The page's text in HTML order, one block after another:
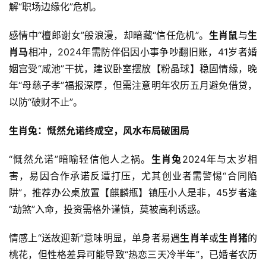
解“职场边缘化”危机。
感情中“檀郎谢女”般浪漫，却暗藏“信任危机”。 生肖鼠与生
肖马相冲，2024年需防伴侣因小事争吵翻旧账，41岁者婚
姻宫受“咸池”干扰，建议卧室摆放【粉晶球】稳固情缘，晚
年“母慈子孝”福报深厚，但需注意明年农历五月避免借贷，
以防“破财不止”。
生肖兔：慨然允诺终成空，风水布局破困局
“慨然允诺”暗喻轻信他人之祸。 生肖兔2024年与太岁相
害，易因合作承诺反遭打压，尤其创业者需警惕“合同陷
阱”，推荐办公桌放置【麒麟瓶】镇压小人是非，45岁者逢
“劫煞”入命，投资需格外谨慎，莫被高利诱惑。
情感上“送故迎新”意味明显，单身者易遇生肖羊或生肖猪的
桃花，但性格差异可能导致“热恋三天冷半年”，已婚者农历